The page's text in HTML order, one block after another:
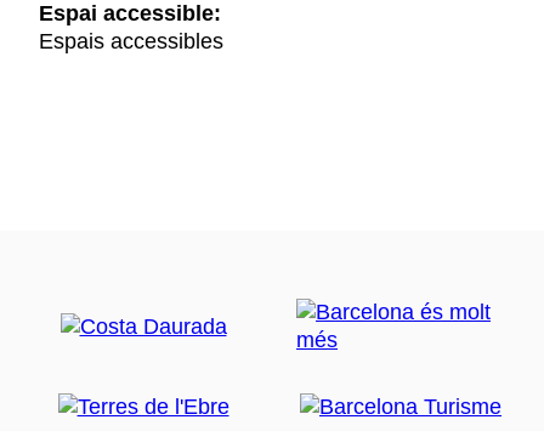
Espai accessible:
Espais accessibles